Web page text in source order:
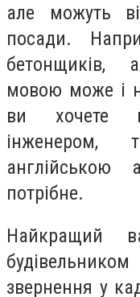
але можуть
посади.
бетонщиків,
мовою може і
ви хочете
інженером,
потрібне.
Найкращий
звернення у